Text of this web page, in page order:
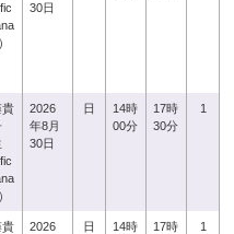
30日
貴
2026
年8月
30日
日
14時
00分
17時
30分
1
貴
2026
日
14時
17時
1